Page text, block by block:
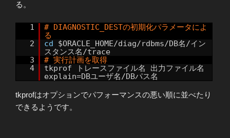
る。
1
# DIAGNOSTIC_DESTの初期化パラメータによ
る
2
cd
$ORACLE_HOME/diag/rdbms/DB名/イン
スタンス名/trace
3
# 実行計画を取得
4
tkprof トレースファイル名 出力ファイル名
explain=DBユーザ名/DBパス名
tkprofはオプションでパフォーマンスの悪い順に並べたり
できるようです。